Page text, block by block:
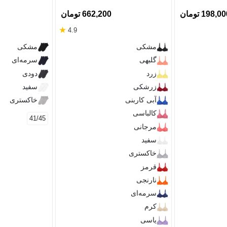
تومان 662,200 تومان
4.9
★
مشکی
گلبهی
زرد
زرشکی
آبی کاربنی
کالباسی
مرجانی
سفید
خاکستری
قرمز
نارنجی
سرمه‌ای
کرم
یاسی
مشکی
سرمه‌ای
دودی
سفید
خاکستری
41/45